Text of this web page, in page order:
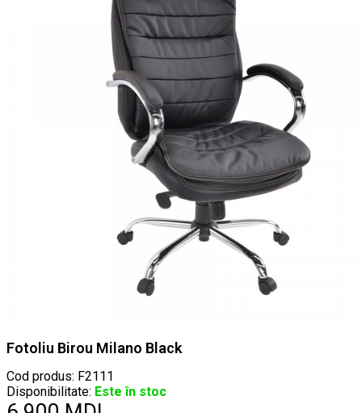
Fotoliu Birou Milano Black
Cod produs: F2111
Disponibilitate: Este în stoc